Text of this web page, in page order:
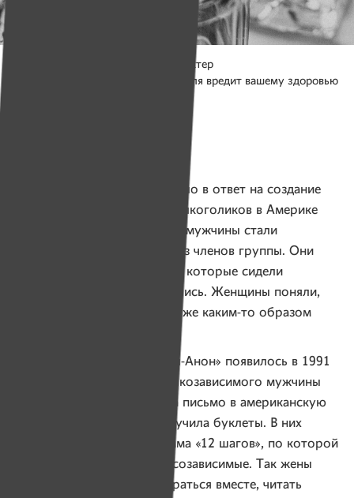
Фото носит иллюстративный характер
*чрезмерное употребление алкоголя вредит вашему здоровью
возникло в ответ на создание
первой группы анонимных алкоголиков в Америке
в 1934 году. Алкозависимые мужчины стали
собираться дома у одного из членов группы. Они
приезжали вместе с женами, которые сидели
в соседней комнате и общались. Женщины поняли,
что после разговоров им тоже каким-то образом
В Беларуси сообщество «Ал-Анон» появилось в 1991
году. Тогда жена одного алкозависимого мужчины
от безысходности написала письмо в американскую
организацию и в ответ получила буклеты. В них
кратко излагалась программа «12 шагов», по которой
занимались и зависимые и созависимые. Так жены
алкозависимых стали собираться вместе, читать